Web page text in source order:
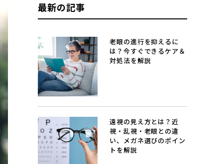
最新の記事
老眼の進行を抑えるに
は？今すぐできるケア＆
対処法を解説
遠視の見え方とは？近
視・乱視・老眼との違
い、メガネ選びのポイン
トを解説